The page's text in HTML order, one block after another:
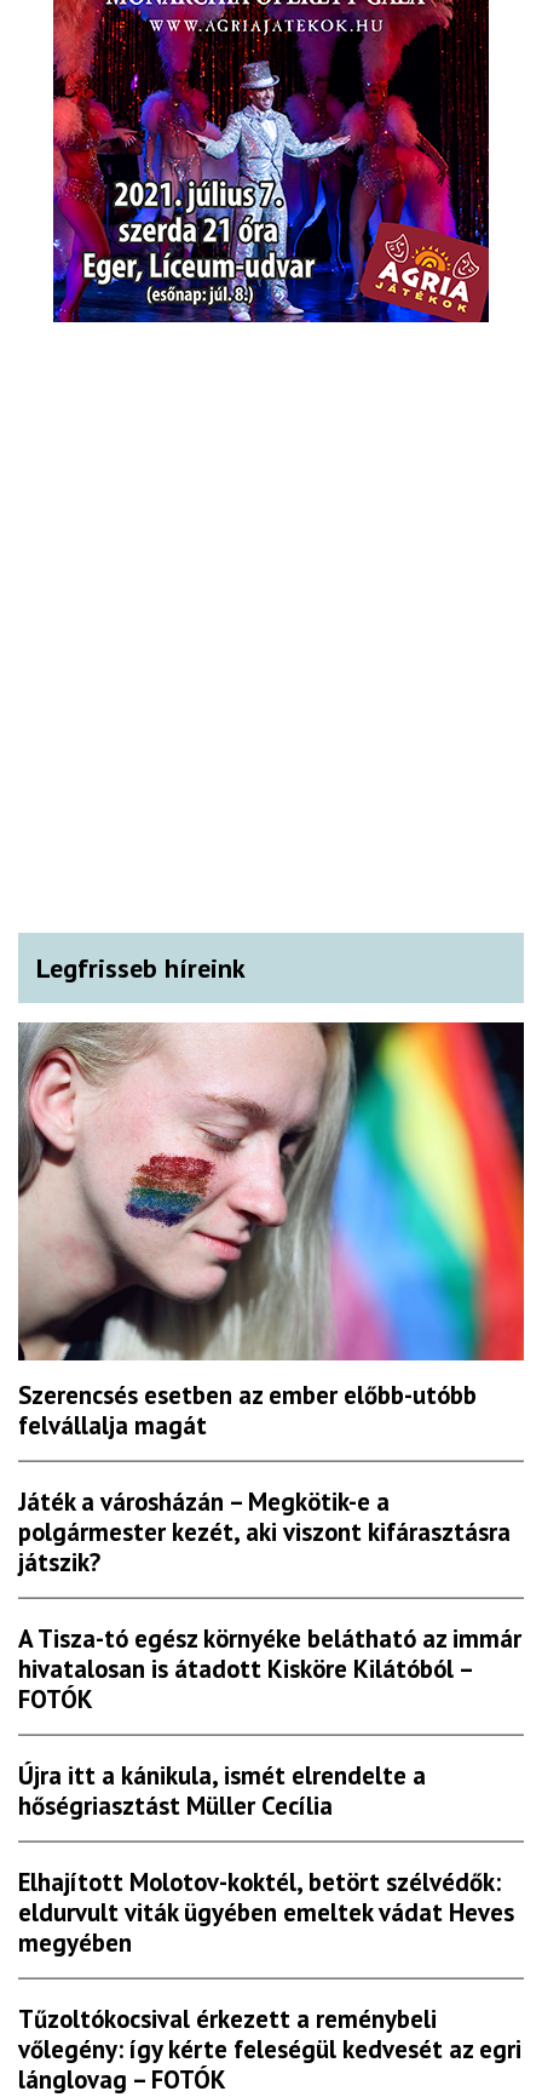
Legfrisseb híreink
Szerencsés esetben az ember előbb-utóbb
felvállalja magát
Játék a városházán – Megkötik-e a
polgármester kezét, aki viszont kifárasztásra
játszik?
A Tisza-tó egész környéke belátható az immár
hivatalosan is átadott Kisköre Kilátóból –
FOTÓK
Újra itt a kánikula, ismét elrendelte a
hőségriasztást Müller Cecília
Elhajított Molotov-koktél, betört szélvédők:
eldurvult viták ügyében emeltek vádat Heves
megyében
Tűzoltókocsival érkezett a reménybeli
vőlegény: így kérte feleségül kedvesét az egri
lánglovag – FOTÓK